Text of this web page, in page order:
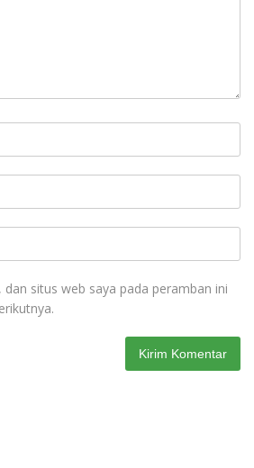
situs web saya pada peramban ini